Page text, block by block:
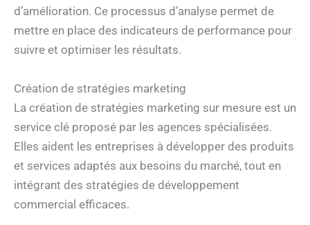
d’amélioration. Ce processus d’analyse permet de
mettre en place des indicateurs de performance pour
suivre et optimiser les résultats.
Création de stratégies marketing
La création de stratégies marketing sur mesure est un
service clé proposé par les agences spécialisées.
Elles aident les entreprises à développer des produits
et services adaptés aux besoins du marché, tout en
intégrant des stratégies de développement
commercial efficaces.